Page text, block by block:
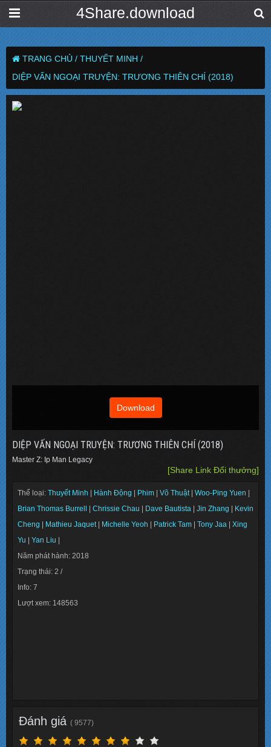
4Share.download
TRANG CHỦ / THUYẾT MINH /
DIỆP VẤN NGOẠI TRUYỆN: TRƯƠNG THIÊN CHÍ (2018)
Download
DIỆP VẤN NGOẠI TRUYỆN: TRƯƠNG THIÊN CHÍ (2018)
Master Z: Ip Man Legacy
[Share Link Đổi thưởng]
Thể loại: Thuyết Minh Hành Động Phim Võ Thuật Woo-Ping Yuen
Brian Thomas Burrell
Chrissie Chau Dave Bautista Jin Zhang
Kevin
Cheng
Mathieu Jaquet Michelle Yeoh Patrick Tam Tony Jaa
Xing
Yu
Yan Liu
Năm phát hành: 2018
Trạng thái: 2 /
Info: 7
Lượt xem: 148563
Đánh giá ( 9577)